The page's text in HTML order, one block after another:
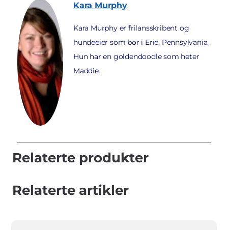
Kara Murphy
Kara Murphy er frilansskribent og
hundeeier som bor i Erie, Pennsylvania.
Hun har en goldendoodle som heter
Maddie.
Relaterte produkter
Relaterte artikler